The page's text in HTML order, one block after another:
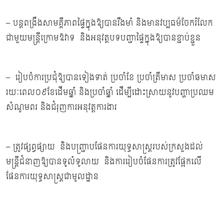
– បន្តពង្រឹងសាមគ្គីភាពផ្ទៃក្នុងឱ្យបានរឹងមាំ និងមានវប្បធម៌ចែករំលែក
ជាមួយមន្រ្តីក្រោមឱវាទ និងអនុវត្តបទបញ្ជាផ្ទៃក្នុងឱ្យបានខ្ជាប់ខ្ជួន
– រៀបចំការប្រជុំឱ្យបានទៀងទាត់ ប្រចាំខែ ប្រចាំត្រីមាស ប្រចាំឆមាស
រយៈពេល០៩ខែដើមឆ្នាំ និងប្រចាំឆ្នាំ ដើម្បីដោះស្រាយនូវបញ្ហាប្រឈម
សំណូមពរ និងជំរុញការអនុវត្តការងារ
– ត្រូវផ្សព្វផ្សាយ និងបញ្ជ្រាបផែនការយុទ្ធសាស្ត្ររបស់ក្រសួងដល់
មន្ត្រីជំនាញឱ្យបានទូលំទូលាយ និងការរៀបចំផែនការត្រូវផ្អែកលើ
ផែនការយុទ្ធសាស្ត្រជាមូលដ្ឋាន